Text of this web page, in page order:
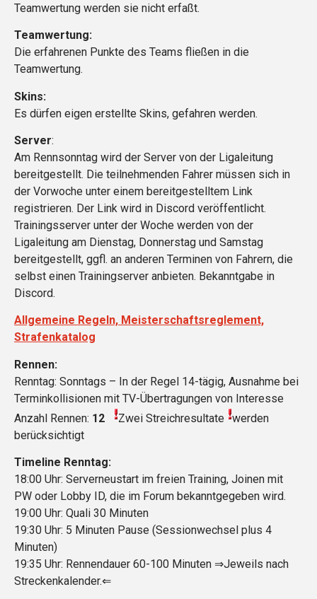
Teamwertung werden sie nicht erfaßt.
Teamwertung:
Die erfahrenen Punkte des Teams fließen in die
Teamwertung.
Skins:
Es dürfen eigen erstellte Skins, gefahren werden.
Server:
Am Rennsonntag wird der Server von der Ligaleitung
bereitgestellt. Die teilnehmenden Fahrer müssen sich in
der Vorwoche unter einem bereitgestelltem Link
registrieren. Der Link wird in Discord veröffentlicht.
Trainingsserver unter der Woche werden von der
Ligaleitung am Dienstag, Donnerstag und Samstag
bereitgestellt, ggfl. an anderen Terminen von Fahrern, die
selbst einen Trainingserver anbieten. Bekanntgabe in
Discord.
Allgemeine Regeln, Meisterschaftsreglement,
Strafenkatalog
Rennen:
Renntag: Sonntags – In der Regel 14-tägig, Ausnahme bei
Terminkollisionen mit TV-Übertragungen von Interesse
Anzahl Rennen: 12 Zwei Streichresultate
werden
berücksichtigt
Timeline Renntag:
18:00 Uhr: Serverneustart im freien Training, Joinen mit
PW oder Lobby ID, die im Forum bekanntgegeben wird.
19:00 Uhr: Quali 30 Minuten
19:30 Uhr: 5 Minuten Pause (Sessionwechsel plus 4
Minuten)
19:35 Uhr: Rennendauer 60-100 Minuten ⇒Jeweils nach
Streckenkalender.⇐